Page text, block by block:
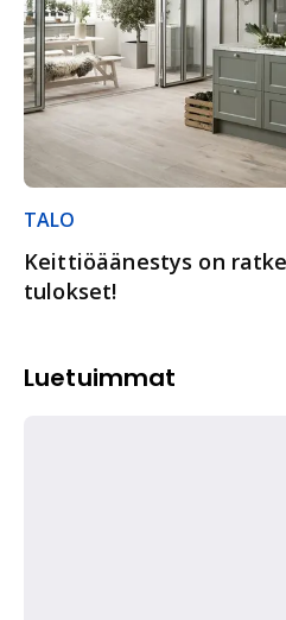
TALO
Keittiöäänestys on
tulokset!
Luetuimmat